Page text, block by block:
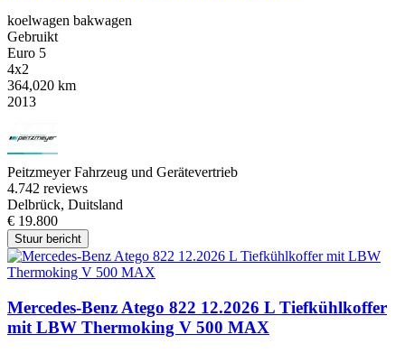
koelwagen bakwagen
Gebruikt
Euro 5
4x2
364,020 km
2013
Peitzmeyer Fahrzeug und Gerätevertrieb
4.742 reviews
Delbrück, Duitsland
€ 19.800
Stuur bericht
Mercedes-Benz Atego 822 12.2026 L Tiefkühlkoffer
mit LBW Thermoking V 500 MAX